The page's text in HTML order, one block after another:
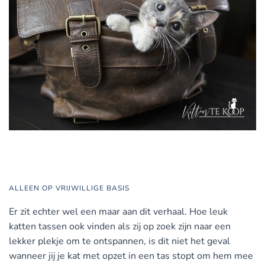
ALLEEN OP VRIJWILLIGE BASIS
Er zit echter wel een maar aan dit verhaal. Hoe leuk
katten tassen ook vinden als zij op zoek zijn naar een
lekker plekje om te ontspannen, is dit niet het geval
wanneer jij je kat met opzet in een tas stopt om hem mee